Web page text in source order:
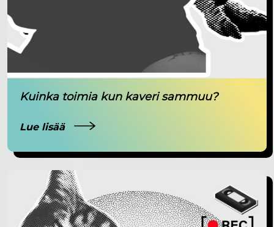
Kuinka toimia kun kaveri sammuu?
Lue lisää